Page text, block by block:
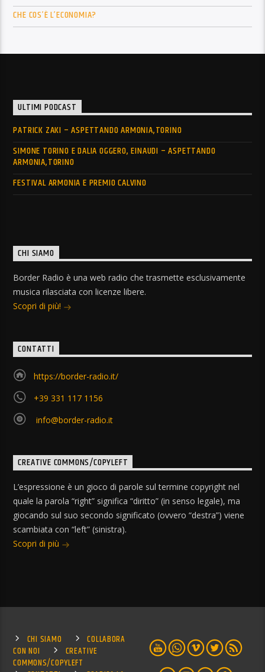
CHE COS’È L’ECONOMIA?
ULTIMI PODCAST
PATRICK ZAKI – ASPETTANDO ARMONIA,TORINO
SIMONE TORINO E DALIA OGGERO, EINAUDI – ASPETTANDO
ARMONIA,TORINO
FESTIVAL ARMONIA E PREMIO CALVINO
CHI SIAMO
Border Radio è una web radio che trasmette esclusivamente
musica rilasciata con licenze libere.
Scopri di più!
CONTATTI
https://border-radio.it/
+39 331 117 1156
info@border-radio.it
CREATIVE COMMONS/COPYLEFT
L’espressione è un gioco di parole sul termine copyright nel
quale la parola “right” significa “diritto” (in senso legale), ma
giocando sul suo secondo significato (ovvero “destra”) viene
scambiata con “left” (sinistra).
Scopri di più
CHI SIAMO
COLLABORA
CON NOI
CREATIVE
COMMONS/COPYLEFT